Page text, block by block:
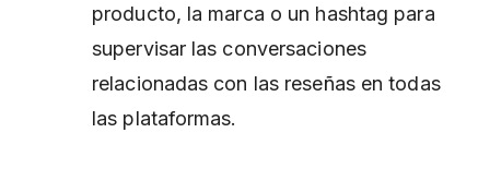
producto, la marca o un hashtag para
supervisar las conversaciones
relacionadas con las reseñas en todas
las plataformas.